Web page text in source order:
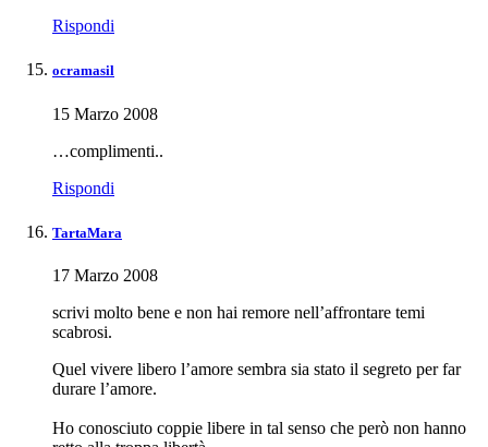
Rispondi
ocramasil
15 Marzo 2008
…complimenti..
Rispondi
TartaMara
17 Marzo 2008
scrivi molto bene e non hai remore nell’affrontare temi
scabrosi.
Quel vivere libero l’amore sembra sia stato il segreto per far
durare l’amore.
Ho conosciuto coppie libere in tal senso che però non hanno